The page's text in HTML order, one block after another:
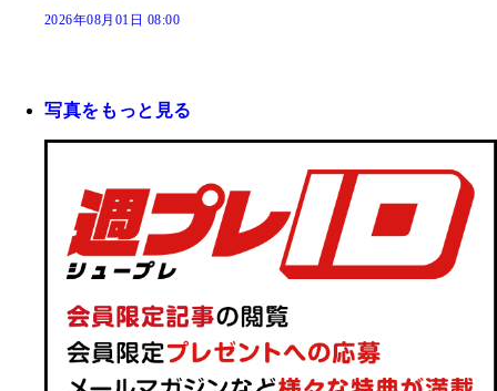
2026年08月01日 08:00
写真をもっと見る